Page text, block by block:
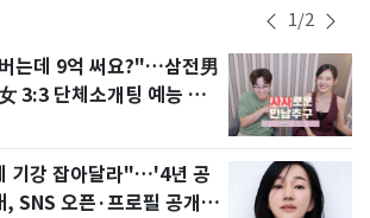
1/2
는데 9억 써요?"…삼전男
3:3 단체소개팅 예능 화
기강 잡아달라"…'4년 공
, SNS 오픈·프로필 공개